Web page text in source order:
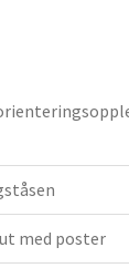
med poster